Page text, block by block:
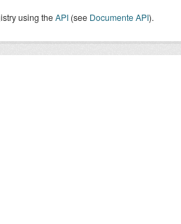
using theAPI (see Documente API).